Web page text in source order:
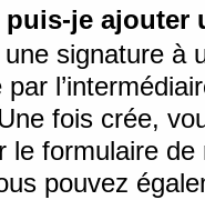
puis-je ajouter
signature à
par
fois crée,
le formulaire de
pouvez